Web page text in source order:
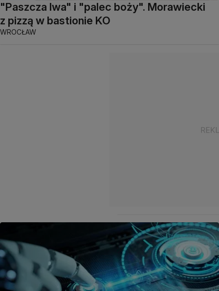
"Paszcza lwa" i "palec boży". Morawiecki
z pizzą w bastionie KO
WROCŁAW